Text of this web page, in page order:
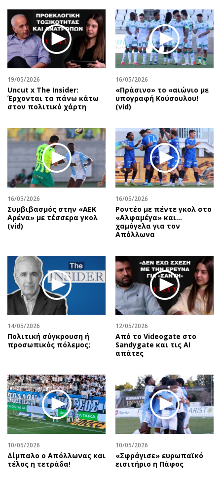
19/05/2026
Uncut x The Insider:
Έρχονται τα πάνω κάτω
στον πολιτικό χάρτη
16/05/2026
«Πράσινο» το «αιώνιο με
υπογραφή Κούσουλου!
(vid)
16/05/2026
Συμβιβασμός στην «ΑΕΚ
Αρένα» με τέσσερα γκολ
(vid)
16/05/2026
Ροντέο με πέντε γκολ στο
«Αλφαμέγα» και…
χαμόγελα για τον
Απόλλωνα
14/05/2026
Πολιτική σύγκρουση ή
προσωπικός πόλεμος;
12/05/2026
Από το Videogate στο
Sandygate και τις AI
απάτες
10/05/2026
Δίμπαλο ο Απόλλωνας και
τέλος η τετράδα!
10/05/2026
«Σφράγισε» ευρωπαϊκό
εισιτήριο η Πάφος